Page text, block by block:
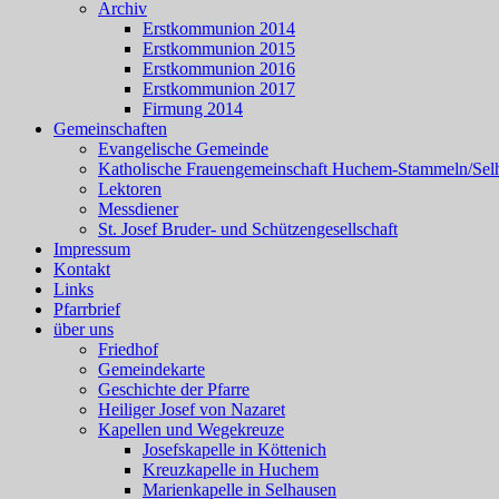
Archiv
Erstkommunion 2014
Erstkommunion 2015
Erstkommunion 2016
Erstkommunion 2017
Firmung 2014
Gemeinschaften
Evangelische Gemeinde
Katholische Frauengemeinschaft Huchem-Stammeln/
Lektoren
Messdiener
St. Josef Bruder- und Schützengesellschaft
Impressum
Kontakt
Links
Pfarrbrief
über uns
Friedhof
Gemeindekarte
Geschichte der Pfarre
Heiliger Josef von Nazaret
Kapellen und Wegekreuze
Josefskapelle in Köttenich
Kreuzkapelle in Huchem
Marienkapelle in Selhausen